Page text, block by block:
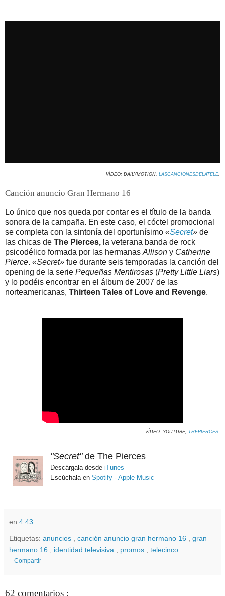
VÍDEO: DAILYMOTION, LASCANCIONESDELATELE
Canción anuncio Gran Hermano 16
Lo único que nos queda por contar es el título de la banda
sonora de la campaña. En este caso, el cóctel promocional
se completa con la sintonía del oportunísimo «Secret» de
las chicas de The Pierces, la veterana banda de rock
psicodélico formada por las hermanas Allison y Catherine
Pierce. «Secret» fue durante seis temporadas la canción del
opening de la serie Pequeñas Mentirosas (Pretty Little Liars)
y lo podéis encontrar en el álbum de 2007 de las
norteamericanas, Thirteen Tales of Love and Revenge.
VÍDEO: YOUTUBE, THEPIERCES
"Secret"de The Pierces
Descárgala desde iTunes
Escúchala en Spotify - Apple Music
en 4:43
Etiquetas: anuncios canción anuncio gran hermano 16
gran
hermano 16
identidad televisiva promos telecinco
Compartir
62 comentarios :